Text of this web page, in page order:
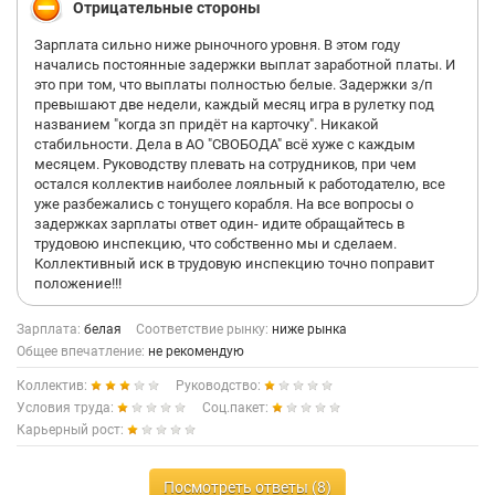
Отрицательные стороны
Зарплата сильно ниже рыночного уровня. В этом году
начались постоянные задержки выплат заработной платы. И
это при том, что выплаты полностью белые. Задержки з/п
превышают две недели, каждый месяц игра в рулетку под
названием "когда зп придёт на карточку". Никакой
стабильности. Дела в АО "СВОБОДА" всё хуже с каждым
месяцем. Руководству плевать на сотрудников, при чем
остался коллектив наиболее лояльный к работодателю, все
уже разбежались с тонущего корабля. На все вопросы о
задержках зарплаты ответ один- идите обращайтесь в
трудовою инспекцию, что собственно мы и сделаем.
Коллективный иск в трудовую инспекцию точно поправит
положение!!!
Зарплата: белая Соответствие рынку: ниже рынка
Общее впечатление: не рекомендую
Коллектив:
Руководство:
Условия труда:
Соц.пакет:
Карьерный рост:
Посмотреть ответы (8)